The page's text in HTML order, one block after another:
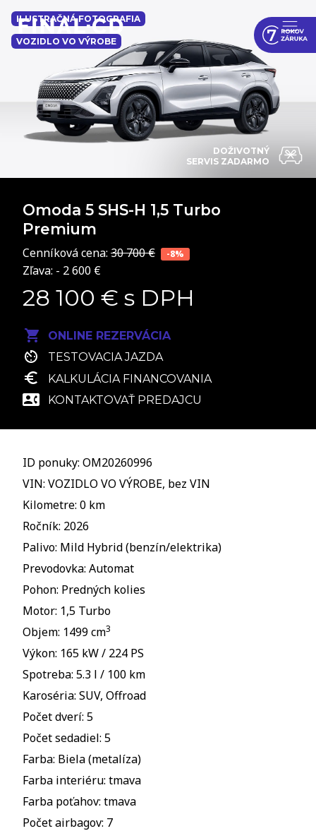
Omoda 5 SHS-H 1,5 Turbo
Premium
Cenníková cena: 30 700 € -8%
Zľava: - 2 600 €
28 100 € s DPH
ONLINE REZERVÁCIA
TESTOVACIA JAZDA
KALKULÁCIA FINANCOVANIA
KONTAKTOVAŤ PREDAJCU
DOŽIVOTNÝ
SERVIS ZADARMO
ILUSTRAČNÁ FOTOGRAFIA
VOZIDLO VO VÝROBE
ID ponuky: OM20260996
VIN: VOZIDLO VO VÝROBE, bez VIN
Kilometre: 0 km
Ročník: 2026
Palivo: Mild Hybrid (benzín/elektrika)
Prevodovka: Automat
Pohon: Predných kolies
Motor: 1,5 Turbo
Objem: 1499 cm3
Výkon: 165 kW / 224 PS
Spotreba: 5.3 l / 100 km
Karoséria: SUV, Offroad
Počet dverí: 5
Počet sedadiel: 5
Farba: Biela (metalíza)
Farba interiéru: tmava
Farba poťahov: tmava
Počet airbagov: 7